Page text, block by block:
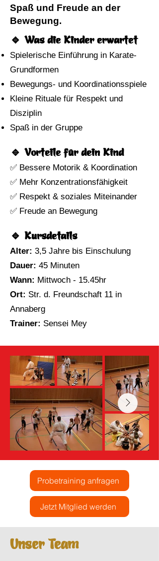
Spaß und Freude an der
Bewegung.
🔹 Was die Kinder erwartet
Spielerische Einführung in Karate-
Grundformen
Bewegungs- und Koordinationsspiele
Kleine Rituale für Respekt und
Disziplin
Spaß in der Gruppe
🔹 Vorteile für dein Kind
✅ Bessere Motorik & Koordination
✅ Mehr Konzentrationsfähigkeit
✅ Respekt & soziales Miteinander
✅ Freude an Bewegung
🔹 Kursdetails
Alter: 3,5 Jahre bis Einschulung
Dauer: 45 Minuten
Wann: Mittwoch - 15.45hr
Ort: Str. d. Freundschaft 11 in
Annaberg
Trainer: Sensei Mey
Probetraining anfragen
Jetzt Mitglied werden
Unser Team